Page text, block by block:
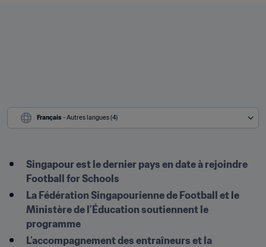
Français - Autres langues (4)
Singapour est le dernier pays en date à rejoindre
Football for Schools
La Fédération Singapourienne de Football et le
Ministère de l’Éducation soutiennent le
programme
L’accompagnement des entraîneurs et la